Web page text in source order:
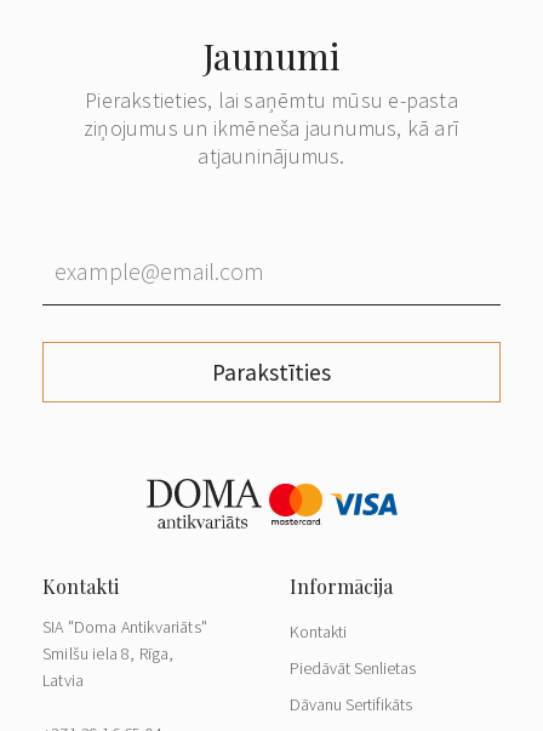
Jaunumi
Pierakstieties, lai saņēmtu mūsu e-pasta
ziņojumus un ikmēneša jaunumus, kā arī
atjauninājumus.
Parakstīties
SIA "Doma Antikvariāts"
Smilšu iela 8, Rīga,
Latvia
Kontakti
Piedāvāt Senlietas
Dāvanu Sertifikāts